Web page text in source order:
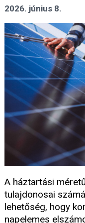
2026. június 8.
A háztartási
tulajdonosai
lehetőség, hogy
napelemes